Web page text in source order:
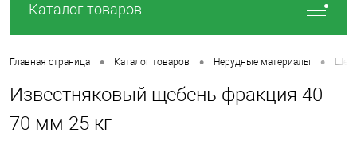
Каталог товаров
Главная страница • Каталог товаров • Нерудные материалы •
Известняковый щебень фракция 40-
70 мм 25 кг